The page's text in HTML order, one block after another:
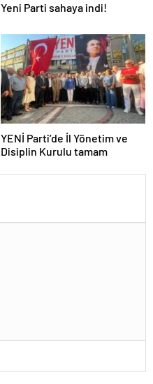
Yeni Parti sahaya indi!
YENİ Parti’de İl Yönetim ve
Disiplin Kurulu tamam